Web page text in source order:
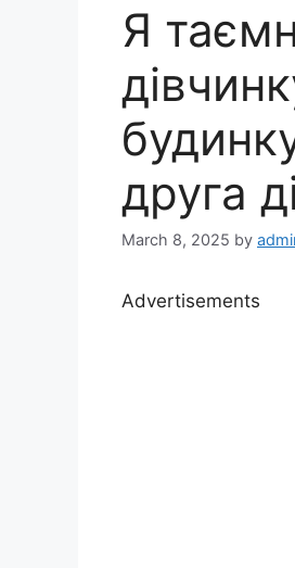
Я
друга
March 8, 2025 by
Advertisements